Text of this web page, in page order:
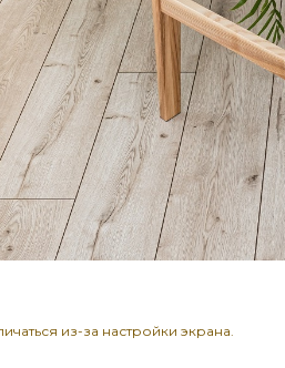
из-за настройки экрана.